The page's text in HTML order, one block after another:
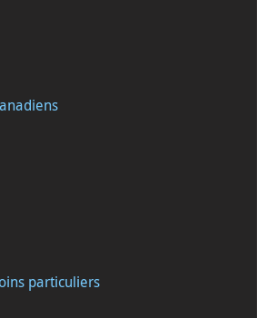
particuliers